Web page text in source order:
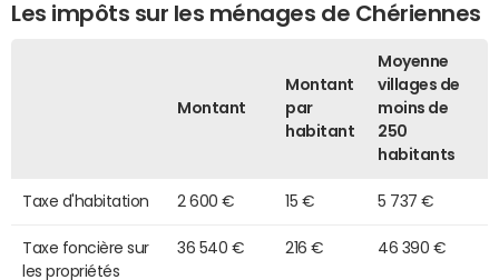
Les impôts sur les ménages de Chériennes
Montant
Montant
par
habitant
Moyenne
villages de
moins de
250
habitants
Taxe d'habitation 2 600 € 15 € 5 737 €
Taxe foncière sur
les propriétés
36 540 € 216 € 46 390 €